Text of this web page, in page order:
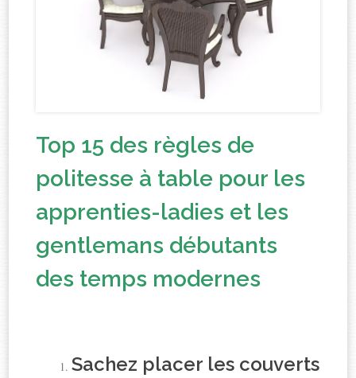
Top 15 des règles de
politesse à table pour les
apprenties-ladies et les
gentlemans débutants
des temps modernes
Sachez placer les couverts